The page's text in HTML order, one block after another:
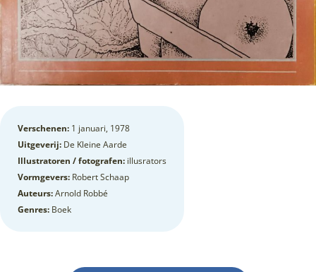
Verschenen: 1 januari, 1978
Uitgeverij: De Kleine Aarde
Illustratoren / fotografen: illusrators
Vormgevers: Robert Schaap
Auteurs: Arnold Robbé
Genres: Boek